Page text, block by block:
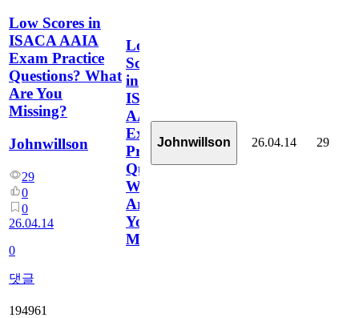
Low Scores in
ISACA AAIA
Exam Practice
Questions? What
Are You
Missing?
Johnwillson
29
0
0
26.04.14
0
댓글
Low
Scores
in
ISACA
AAIA
Exam
Practice
Questions?
What
Are
You
Missing?
Johnwillson 26.04.14 29
194961